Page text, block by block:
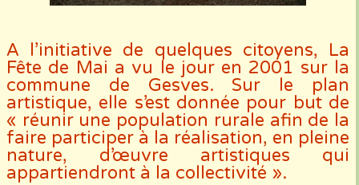
A l’initiative de quelques citoyens, La
Fête de Mai a vu le jour en 2001 sur la
commune de Gesves. Sur le plan
artistique, elle s’est donnée pour but de
« réunir une population rurale afin de la
faire participer à la réalisation, en pleine
nature, d’œuvre artistiques qui
appartiendront à la collectivité ».